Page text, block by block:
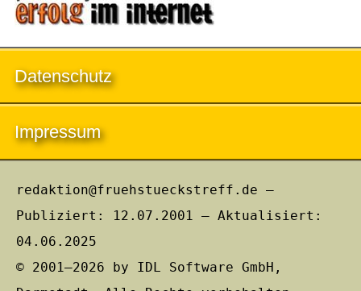
Datenschutz
Impressum
redaktion@fruehstueckstreff.de –
Publiziert: 12.07.2001 – Aktualisiert:
04.06.2025
© 2001–2026 by IDL Software GmbH,